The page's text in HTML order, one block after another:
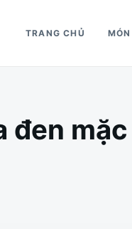
TRANG CHỦ MÓN
đen